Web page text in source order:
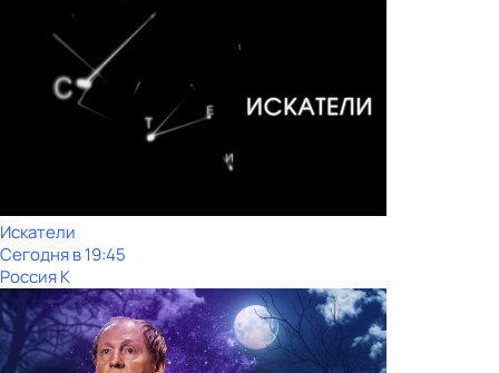
Искатели
Сегодня в 19:45
Россия К